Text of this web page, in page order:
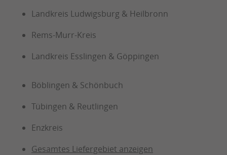
Landkreis Ludwigsburg & Heilbronn
Rems-Murr-Kreis
Landkreis Esslingen & Göppingen
Böblingen & Schönbuch
Tübingen & Reutlingen
Enzkreis
Gesamtes Liefergebiet anzeigen